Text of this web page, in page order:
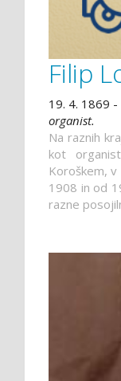
Filip
19. 4. 1869
organist.
Na raznih
kot
Koroškem,
1908 in od
razne